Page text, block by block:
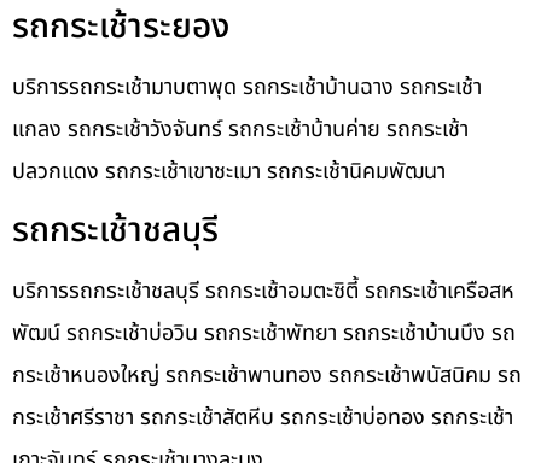
รถกระเช้าระยอง
บริการรถกระเช้ามาบตาพุด รถกระเช้าบ้านฉาง รถกระเช้า
แกลง รถกระเช้าวังจันทร์ รถกระเช้าบ้านค่าย รถกระเช้า
ปลวกแดง รถกระเช้าเขาชะเมา รถกระเช้านิคมพัฒนา
รถกระเช้าชลบุรี
บริการรถกระเช้าชลบุรี รถกระเช้าอมตะซิตี้ รถกระเช้าเครือสห
พัฒน์ รถกระเช้าบ่อวิน รถกระเช้าพัทยา รถกระเช้าบ้านบึง รถ
กระเช้าหนองใหญ่ รถกระเช้าพานทอง รถกระเช้าพนัสนิคม รถ
กระเช้าศรีราชา รถกระเช้าสัตหีบ รถกระเช้าบ่อทอง รถกระเช้า